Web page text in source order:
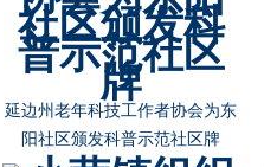
朝阳川镇开展“党的十九届四中
全会精神”主题宣讲活动